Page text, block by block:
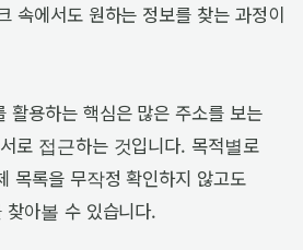
속에서도 원하는 정보를 찾는 과정이
활용하는 핵심은 많은 주소를 보는
로 접근하는 것입니다. 목적별로
목록을 무작정 확인하지 않고도
찾아볼 수 있습니다.